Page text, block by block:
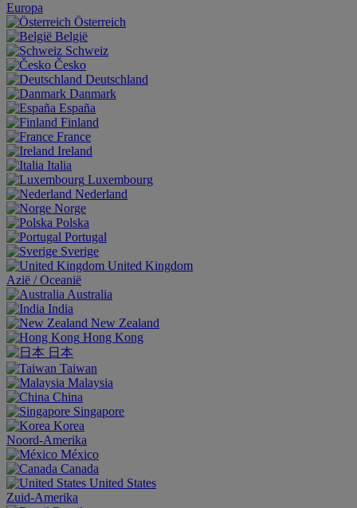
Europa
Österreich
België
Schweiz
Česko
Deutschland
Danmark
España
Finland
France
Ireland
Italia
Luxembourg
Nederland
Norge
Polska
Portugal
Sverige
United Kingdom
Aziё / Oceaniё
Australia
India
New Zealand
Hong Kong
日本
Taiwan
Malaysia
China
Singapore
Korea
Noord-Amerika
México
Canada
United States
Zuid-Amerika